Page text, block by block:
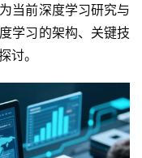
当前深度学习研究与
学习的架构、关键技
讨。